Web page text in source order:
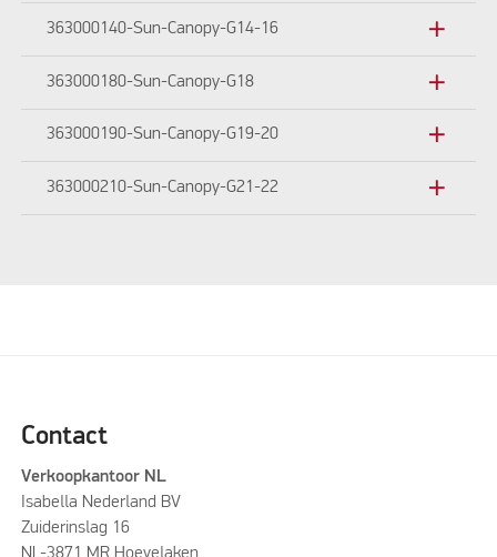
363000140-Sun-Canopy-G14-16 add
363000180-Sun-Canopy-G18 add
363000190-Sun-Canopy-G19-20 add
363000210-Sun-Canopy-G21-22 add
Contact
Verkoopkantoor NL
Isabella Nederland BV
Zuiderinslag 16
NL-3871 MR Hoevelaken